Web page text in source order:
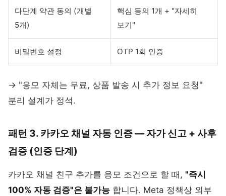
다단계 약관 동의 (개별
5개)
핵심 동의 1개 + "자세히
보기"
비밀번호 설정 OTP 1회 인증
→ "응모 자체는 무료, 상품 발송 시 추가 정보 요청"
분리 설계가 정석.
패턴 3. 카카오 채널 자동 인증 — 자가 신고 + 사후
검증 (인증 단계)
카카오 채널 친구 추가를 응모 조건으로 할 때, "즉시
100% 자동 검증"은 불가능 합니다. Meta 정책상 외부